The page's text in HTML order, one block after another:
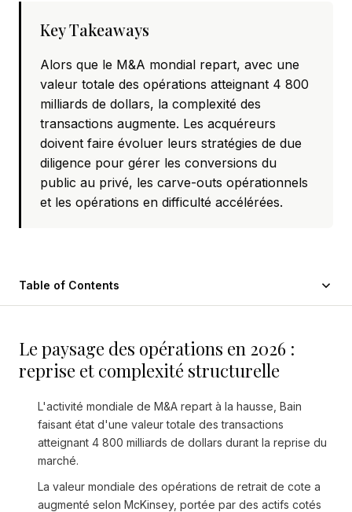
Key Takeaways
Alors que le M&A mondial repart, avec une
valeur totale des opérations atteignant 4 800
milliards de dollars, la complexité des
transactions augmente. Les acquéreurs
doivent faire évoluer leurs stratégies de due
diligence pour gérer les conversions du
public au privé, les carve-outs opérationnels
et les opérations en difficulté accélérées.
Table of Contents
Le paysage des opérations en 2026 :
reprise et complexité structurelle
L'activité mondiale de M&A repart à la hausse, Bain
faisant état d'une valeur totale des transactions
atteignant 4 800 milliards de dollars durant la reprise du
marché.
La valeur mondiale des opérations de retrait de cote a
augmenté selon McKinsey, portée par des actifs cotés